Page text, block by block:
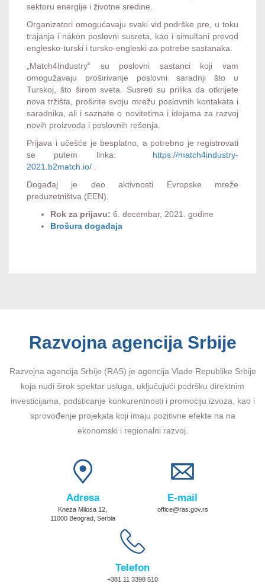
sektoru energije i životne sredine.
Organizatori omogućavaju svaki vid podrške pre, u toku
trajanja i nakon poslovni susreta, kao i simultani prevod
englesko-turski i tursko-engleski za potrebe sastanaka.
„Match4Industry“ su poslovni sastanci koji vam
omogužavaju proširivanje poslovni saradnji što u
Turskoj, što širom sveta. Susreti su prilika da otkrijete
nova tržišta, proširite svoju mrežu poslovnih kontakata i
saradnika, ali i saznate o novitetima i idejama za razvoj
novih proizvoda i poslovnih rešenja.
Prijava i učešće je besplatno, a potrebno je registrovati
se putem linka: https://match4industry-
2021.b2match.io/
Događaj je deo aktivnosti Evropske mreže
preduzetništva (EEN).
Rok za prijavu: 6. decembar, 2021. godine
Brošura događaja
Razvojna agencija Srbije
Razvojna agencija Srbije (RAS) je agencija Vlade Republike Srbije
koja nudi širok spektar usluga, uključujući podršku direktnim
investicijama, podsticanje konkurentnosti i promociju izvoza, kao i
sprovođenje projekata koji imaju pozitivne efekte na na
ekonomski i regionalni razvoj.
Adresa
Kneza Milosa 12,
11000 Beograd, Serbia
E-mail
office@ras.gov.rs
Telefon
+381 11 3398 510